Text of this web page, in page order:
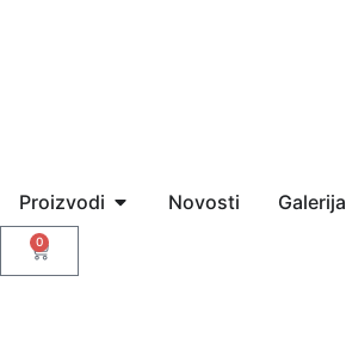
Proizvodi Novosti Galerija
0